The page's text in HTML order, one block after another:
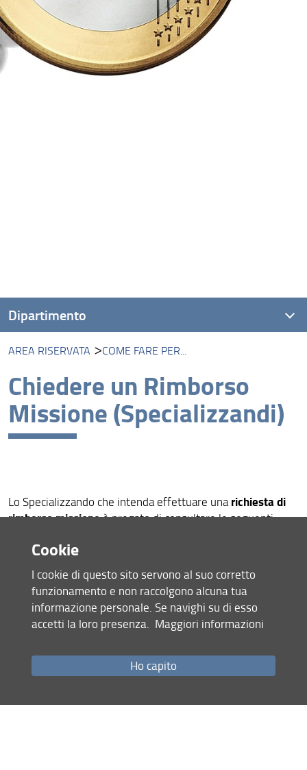
AREA RISERVATA COME FARE PER...
Chiedere un Rimborso
Missione (Specializzandi)
Lo Specializzando che intenda effettuare unarichiesta di
rimborso missioneè pregato di consultare le seguenti
Condividi
Dipartimento
Presentazione
Missione
Visione
Assicurazione della Qualità
Persone
Struttura e Sedi
Area Riservata
ultimo aggiornamento
07.08.2026
Cookie
I cookie di questo sito servono al suo corretto
funzionamento e non raccolgono alcuna tua
informazione personale. Se navighi su di esso
accetti la loro presenza. Maggiori informazioni
Ho capito